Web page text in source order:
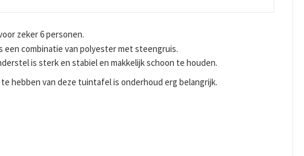
zeker 6 personen.
een combinatie van polyester met steengruis.
is sterk en stabiel en makkelijk schoon te houden.
hebben van deze tuintafel is onderhoud erg belangrijk.